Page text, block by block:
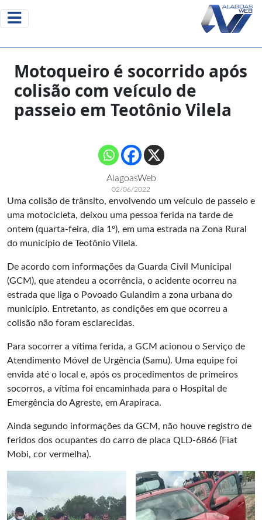
Motoqueiro é socorrido após
colisão com veículo de
passeio em Teotônio Vilela
AlagoasWeb
02/06/2022
Uma colisão de trânsito, envolvendo um veículo de passeio e
uma motocicleta, deixou uma pessoa ferida na tarde de
ontem (quarta-feira, dia 1º), em uma estrada na Zona Rural
do município de Teotônio Vilela.
De acordo com informações da Guarda Civil Municipal
(GCM), que atendeu a ocorrência, o acidente ocorreu na
estrada que liga o Povoado Gulandim a zona urbana do
município. Entretanto, as condições em que ocorreu a
colisão não foram esclarecidas.
Para socorrer a vítima ferida, a GCM acionou o Serviço de
Atendimento Móvel de Urgência (Samu). Uma equipe foi
envida até o local e, após os procedimentos de primeiros
socorros, a vítima foi encaminhada para o Hospital de
Emergência do Agreste, em Arapiraca.
Ainda segundo informações da GCM, não houve registro de
feridos dos ocupantes do carro de placa QLD-6866 (Fiat
Mobi, cor vermelha).